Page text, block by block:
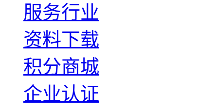
服务行业
资料下载
积分商城
企业认证